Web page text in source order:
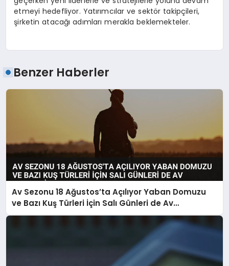
etmeyi hedefliyor. Yatırımcılar ve sektör takipçileri,
şirketin atacağı adımları merakla beklemekteler.
Benzer Haberler
Av Sezonu 18 Ağustos’ta Açılıyor Yaban Domuzu
ve Bazı Kuş Türleri İçin Salı Günleri de Av
Yapılabilecek